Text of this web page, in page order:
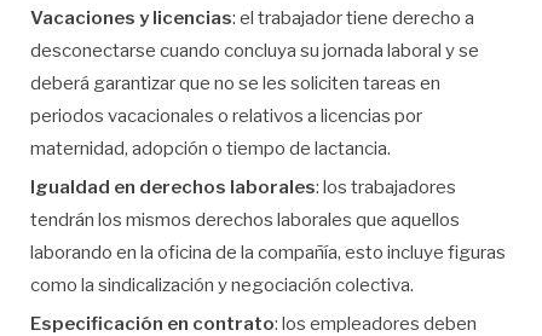
Vacaciones y licencias: el trabajador tiene derecho a
desconectarse cuando concluya su jornada laboral y se
deberá garantizar que no se les soliciten tareas en
periodos vacacionales o relativos a licencias por
maternidad, adopción o tiempo de lactancia.
Igualdad en derechos laborales: los trabajadores
tendrán los mismos derechos laborales que aquellos
laborando en la oficina de la compañía, esto incluye figuras
como la sindicalización y negociación colectiva.
Especificación en contrato: los empleadores deben